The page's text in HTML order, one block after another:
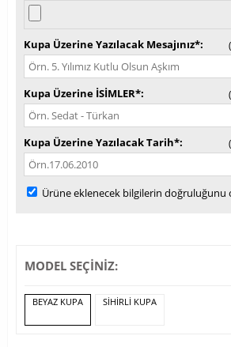
Kupa Üzerine Yazılacak Mesajınız*
Kupa Üzerine İSİMLER*
Kupa Üzerine Yazılacak Tarih*
Ürüne eklenecek bilgilerin doğruluğunu
MODEL SEÇİNİZ:
BEYAZ KUPA SİHİRLİ KUPA